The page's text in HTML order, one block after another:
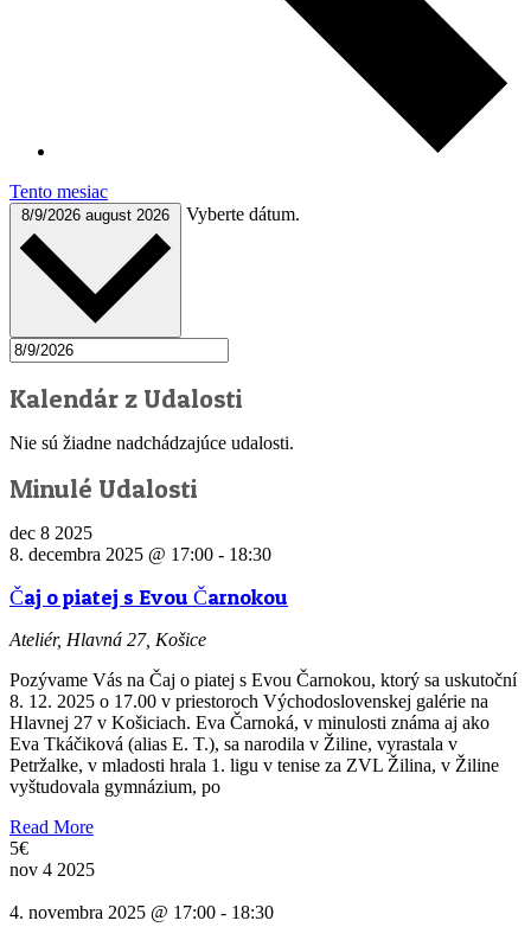
Tento mesiac
8/9/2026 august 2026 Vyberte dátum.
Kalendár z Udalosti
Nie sú žiadne nadchádzajúce udalosti.
Minulé Udalosti
dec 8 2025
8. decembra 2025 @ 17:00 - 18:30
Čaj o piatej s Evou Čarnokou
Ateliér, Hlavná 27, Košice
Pozývame Vás na Čaj o piatej s Evou Čarnokou, ktorý sa uskutoční
8. 12. 2025 o 17.00 v priestoroch Východoslovenskej galérie na
Hlavnej 27 v Košiciach. Eva Čarnoká, v minulosti známa aj ako
Eva Tkáčiková (alias E. T.), sa narodila v Žiline, vyrastala v
Petržalke, v mladosti hrala 1. ligu v tenise za ZVL Žilina, v Žiline
vyštudovala gymnázium, po
Read More
5€
nov 4 2025
4. novembra 2025 @ 17:00 - 18:30